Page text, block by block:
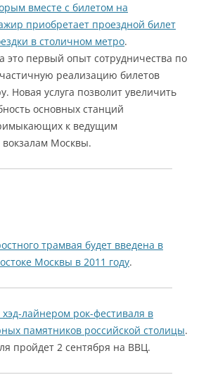
вместе с билетом на
приобретает проездной билет
в столичном метро.
это первый опыт сотрудничества по
реализацию билетов
Новая услуга позволит увеличить
основных станций
к ведущим
Москвы.
трамвая будет введена в
Москвы в 2011 году.
лайнером рок-фестиваля в
памятников российской столицы.
пройдет 2 сентября на ВВЦ.